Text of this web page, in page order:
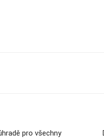
pro všechny